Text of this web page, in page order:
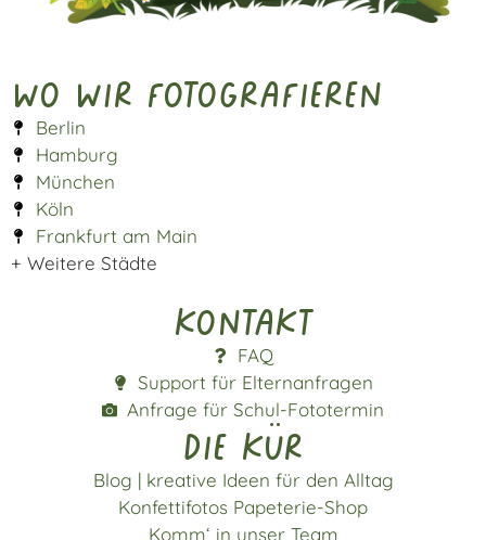
Wo wir fotografieren
Berlin
Hamburg
München
Köln
Frankfurt am Main
+ Weitere Städte
Kontakt
FAQ
Support für Elternanfragen
Anfrage für Schul-Fototermin
die kür
Blog | kreative Ideen für den Alltag
Konfettifotos Papeterie-Shop
Komm‘ in unser Team